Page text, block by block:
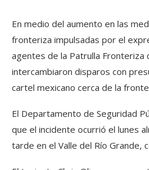
En medio del aumento en las
fronteriza impulsadas por el
agentes de la Patrulla Fronteriza
intercambiaron disparos con
cartel mexicano cerca de la
El Departamento de Seguridad
que el incidente ocurrió el lunes
tarde en el Valle del Río Grande,